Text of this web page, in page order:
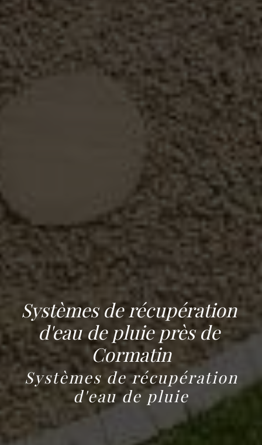
Systèmes de récupération
d'eau de pluie près de
Cormatin
Systèmes de récupération
d'eau de pluie